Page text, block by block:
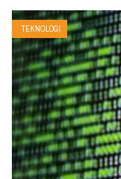
TEKNOLOGI